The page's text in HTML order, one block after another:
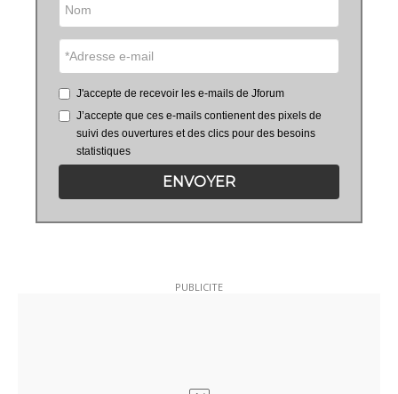
J'accepte de recevoir les e-mails de Jforum
J’accepte que ces e-mails contienent des pixels de
suivi des ouvertures et des clics pour des besoins
statistiques
ENVOYER